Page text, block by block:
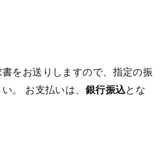
をお送りしますので、指定の振
。 お支払いは、 銀行振込とな